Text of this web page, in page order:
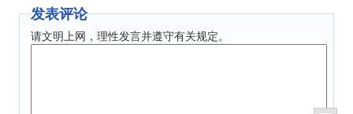
第二条 甲、乙双方的名称、法定地址和法定代表人
情况：
地址： 。法定代表人：
发表评论
请文明上网，理性发言并遵守有关规定。